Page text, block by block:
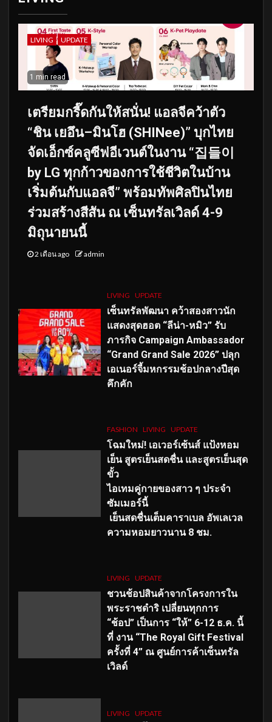
LIVING UPDATE
1 min read
เตรียมกรี๊ดกันให้สนั่น! แอลจีคว้าตัว
“ชิน เยอึน–มินโฮ (SHINee)” บุกไทย
จัดเอ็กซ์คลูซีฟอีเวนต์ในงาน “집들이
by LG ทุกก้าวของการใช้ชีวิตในบ้าน
เริ่มต้นกับแอลจี” พร้อมทัพศิลปินไทย
ร่วมสร้างสีสัน ณ เซ็นทรัลเวิลด์ 4-9
มิถุนายนนี้
2 เดือน ago admin
LIVING UPDATE
เซ็นทรัลพัฒนา คว้าสองสาวนัก
แสดงสุดฮอต “ลีน่า-หมิว” รับ
ภารกิจ Campaign Ambassador
“Grand Grand Sale 2026” ปลุก
เอเนอร์จี้มหกรรมช้อปกลางปีสุด
คึกคัก
FASHION LIVING UPDATE
โฉมใหม่! เอเวอร์เซ้นส์ แป้งหอม
เย็น สูตรเย็นสดชื่น และสูตรเย็นสุด
ขั้ว
ไอเทมคู่กายของสาว ๆ ประจำ
ซัมเมอร์นี้
เย็นสดชื่นเต็มคาราเบล อัพเลเวล
ความหอมยาวนาน 8 ชม.
LIVING UPDATE
ชวนช้อปสินค้าจากโครงการใน
พระราชดำริ เปลี่ยนทุกการ
“ช้อป” เป็นการ “ให้” 6-12 ธ.ค. นี้
ที่ งาน “The Royal Gift Festival
ครั้งที่ 4” ณ ศูนย์การค้าเซ็นทรัล
เวิลด์
LIVING UPDATE